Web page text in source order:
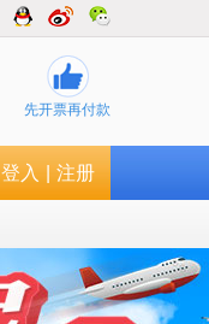
先开票再付款
登入 注册